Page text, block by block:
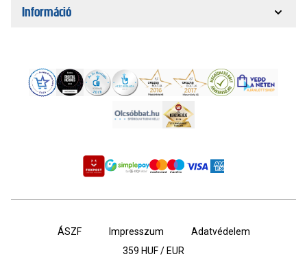
Információ
ÁSZF Impresszum
Adatvédelem
359 HUF / EUR